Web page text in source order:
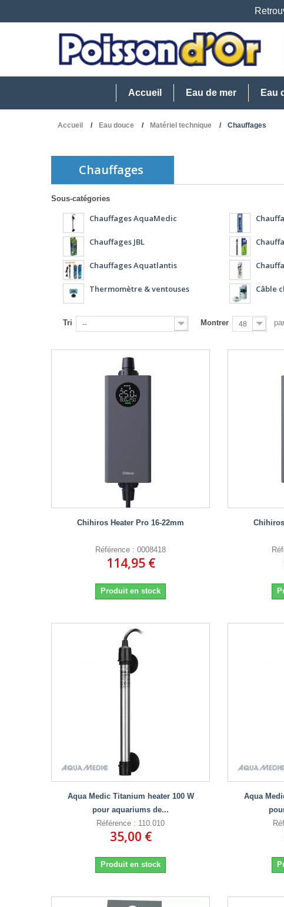
Accueil Eau de mer Eau
Accueil Eau douce Matériel technique Chauffages
Chauffages
Sous-catégories
Chauffages AquaMedic
Chauffages JBL
Chauffages Aquatlantis
Thermomètre & ventouses Câble
Tri -- Montrer 48
Chihiros Heater Pro 16-22mm
Référence : 0008418
114,95 €
Produit en stock
Aqua Medic Titanium heater 100 W
pour aquariums de...
Référence : 110.010
35,00 €
Produit en stock
Aqua